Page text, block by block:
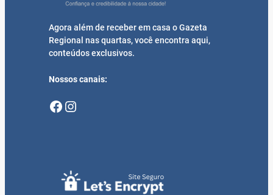
Agora além de receber em casa o Gazeta
Regional nas quartas, você encontra aqui,
conteúdos exclusivos.
Nossos canais:
Facebook Instagram